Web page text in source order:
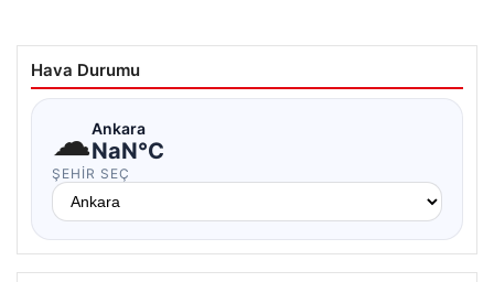
Hava Durumu
☁Ankara
NaN°C
ŞEHIR SEÇ